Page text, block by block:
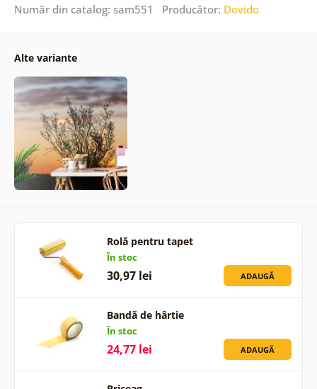
Număr din catalog: sam551 Producător: Dovido
Alte variante
Rolă pentru tapet
În stoc
30,97 lei ADAUGĂ
Bandă de hârtie
În stoc
24,77 lei ADAUGĂ